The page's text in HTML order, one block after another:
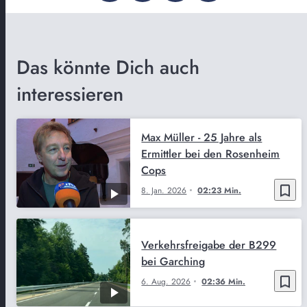
Das könnte Dich auch
interessieren
bookmark_border
8. Jan. 2026 02:23 Min.
Max Müller - 25 Jahre als
Ermittler bei den Rosenheim
Cops
bookmark_border
6. Aug. 2026 02:36 Min.
Verkehrsfreigabe der B299
bei Garching